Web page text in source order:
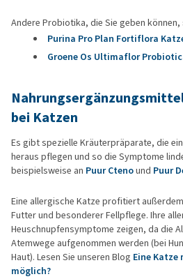
Andere Probiotika, die Sie geben können,
Purina Pro Plan Fortiflora
Groene Os Ultimaflor
bei Katzen
Es gibt spezielle Kräuterpräparate, die
heraus pflegen und so die Symptome
beispielsweise an Puur Ctenound Puur
Eine allergische Katze profitiert
Futter und besonderer Fellpflege. Ihre
Heuschnupfensymptome zeigen, da die
Atemwege aufgenommen werden (bei
Haut). Lesen Sie unseren Blog Eine
möglich?